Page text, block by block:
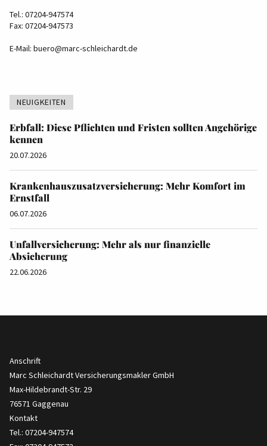
Tel.: 07204-947574
Fax: 07204-947573
E-Mail: buero@marc-schleichardt.de
NEUIGKEITEN
Erbfall: Diese Pflichten und Fristen sollten Angehörige
kennen
20.07.2026
Krankenhauszusatzversicherung: Mehr Komfort im
Ernstfall
06.07.2026
Unfallversicherung: Mehr als nur finanzielle
Absicherung
22.06.2026
Anschrift
Marc Schleichardt Versicherungsmakler GmbH
Max-Hildebrandt-Str. 29
76571 Gaggenau
Kontakt
Tel.: 07204-947574